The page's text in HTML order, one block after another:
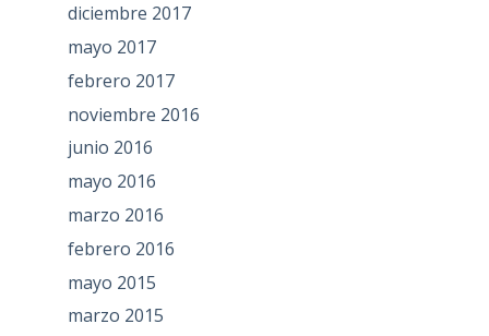
diciembre 2017
mayo 2017
febrero 2017
noviembre 2016
junio 2016
mayo 2016
marzo 2016
febrero 2016
mayo 2015
marzo 2015